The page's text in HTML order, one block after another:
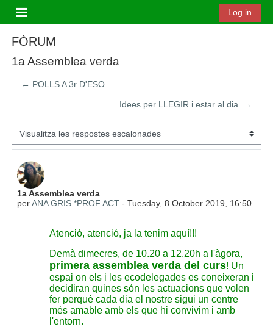
Panell lateral
Log in
FÒRUM
1a Assemblea verda
← POLLS A 3r D'ESO
Idees per LLEGIR i estar al dia. →
Mode de visualització
1a Assemblea verda
perANA GRIS *PROF ACT -Tuesday, 8 October 2019, 16:50
Nombre de respostes: 0
Atenció, atenció, ja la tenim aquí!!!
Demà dimecres, de 10.20 a 12.20h a l'àgora,
primera assemblea verda del curs! Un
espai on els i les ecodelegades es coneixeran i
decidiran quines són les actuacions que volen
fer perquè cada dia el nostre sigui un centre
més amable amb els que hi convivim i amb
l'entorn.